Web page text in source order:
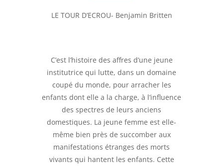
LE TOUR D’ECROU- Benjamin Britten
C’est l’histoire des affres d’une jeune
institutrice qui lutte, dans un domaine
coupé du monde, pour arracher les
enfants dont elle a la charge, à l’influence
des spectres de leurs anciens
domestiques. La jeune femme est elle-
même bien près de succomber aux
manifestations étranges des morts
vivants qui hantent les enfants. Cette